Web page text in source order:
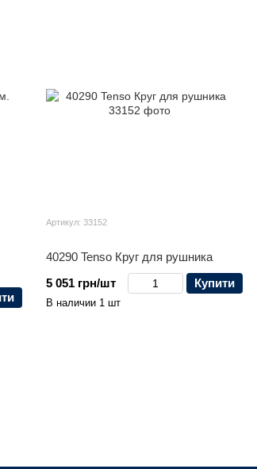
Артикул: 33152
40290 Tenso Круг для рушника
5 051 грн/шт
Купити
В наличии 1 шт